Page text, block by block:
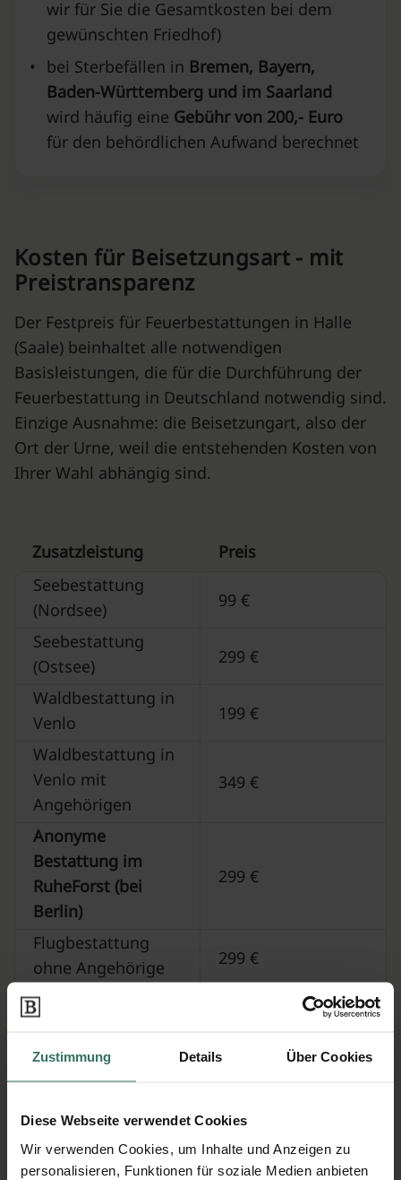
Zustimmung Details Über Cookies
Diese Webseite verwendet Cookies
Wir verwenden Cookies, um Inhalte und Anzeigen zu
personalisieren, Funktionen für soziale Medien anbieten
wir für Sie die Gesamtkosten bei dem
gewünschten Friedhof)
•
bei Sterbefällen in Bremen, Bayern,
Baden-Württemberg und im Saarland
wird häufig eine Gebühr von 200,- Euro
für den behördlichen Aufwand berechnet
Kosten für Beisetzungsart - mit
Preistransparenz
Der Festpreis für Feuerbestattungen in Halle
(Saale) beinhaltet alle notwendigen
Basisleistungen, die für die Durchführung der
Feuerbestattung in Deutschland notwendig sind.
Einzige Ausnahme: die Beisetzungart, also der
Ort der Urne, weil die entstehenden Kosten von
Ihrer Wahl abhängig sind.
Zusatzleistung
Preis
Seebestattung
(Nordsee)
99 €
Seebestattung
(Ostsee)
299 €
Waldbestattung in
Venlo
199 €
Waldbestattung in
Venlo mit
Angehörigen
349 €
Anonyme
Bestattung im
RuheForst (bei
Berlin)
299 €
Flugbestattung
ohne Angehörige
299 €
Urne zu Hause
Dünenbestattung
ohne Angehörige
Beisetzung auf
Friedhof Ihrer Wahl
variiert; abhängig
von den lokalen
Friedhofsgebühren